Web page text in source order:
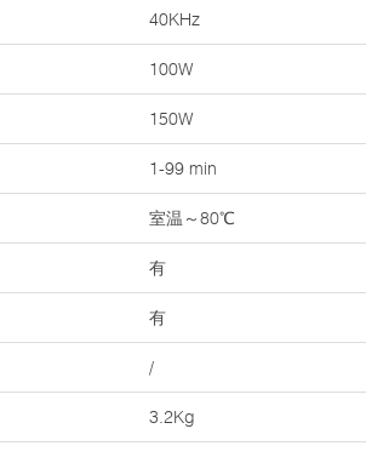
40KHz
100W
150W
1-99 min
室温～80℃
有
有
/
3.2Kg